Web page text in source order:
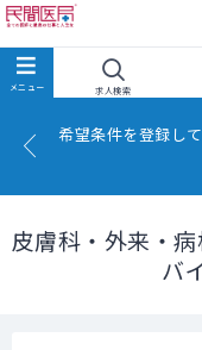
求人検索
希望条件を登録し
皮膚科・外来・
バ